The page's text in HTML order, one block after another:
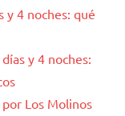
y 4 noches: qué
y 4 noches:
por Los Molinos